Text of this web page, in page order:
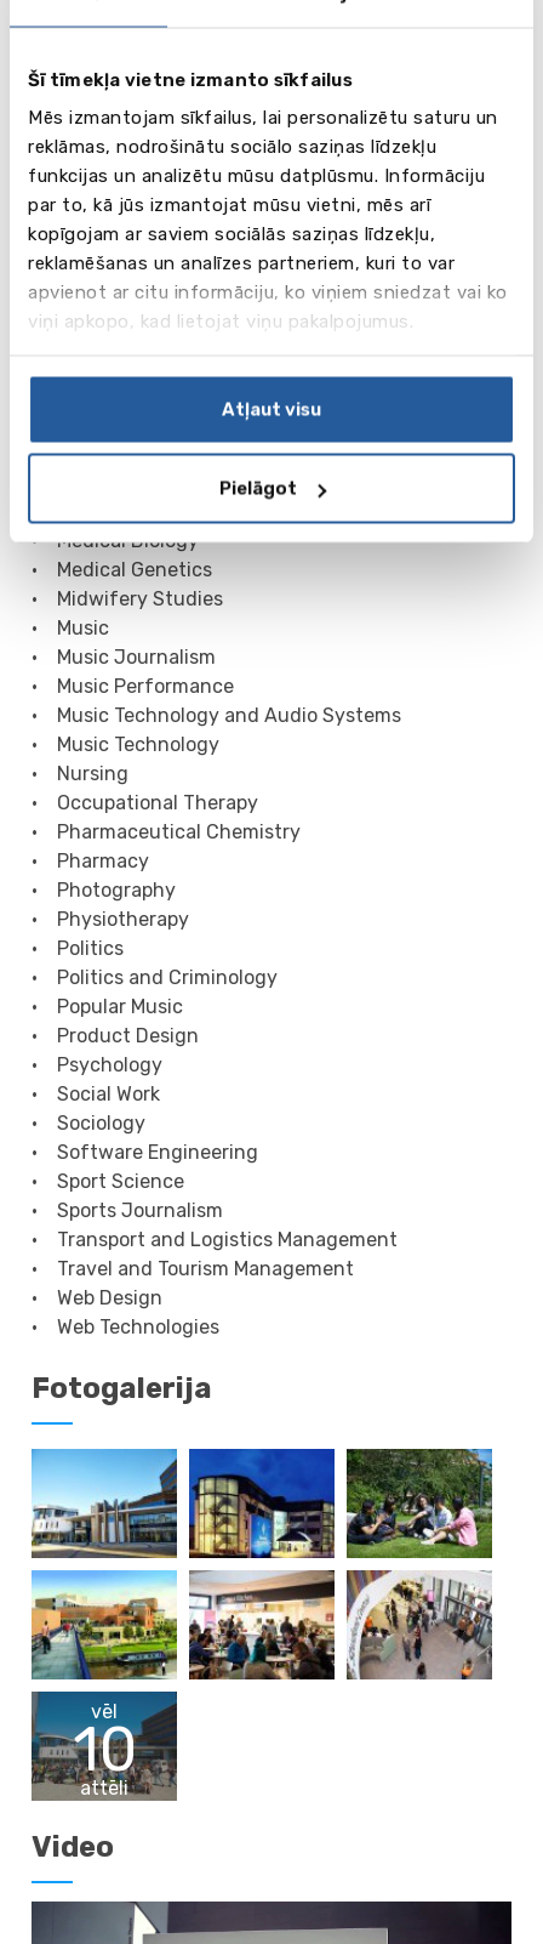
Šī tīmekļa vietne izmanto sīkfailus
Mēs izmantojam sīkfailus, lai personalizētu saturu un
reklāmas, nodrošinātu sociālo saziņas līdzekļu
funkcijas un analizētu mūsu datplūsmu. Informāciju
par to, kā jūs izmantojat mūsu vietni, mēs arī
kopīgojam ar saviem sociālās saziņas līdzekļu,
reklamēšanas un analīzes partneriem, kuri to var
apvienot ar citu informāciju, ko viņiem sniedzat vai ko
viņi apkopo, kad lietojat viņu pakalpojumus.
Atļaut visu
Pielāgot
• History and Politics
• Hospitality Business Management with a Modern
Language
• Illustration
• Information and Communication Technology
• Interior Design
• International Business
• Journalism
• Law (LLB)
• Mechanical Engineering
• Media and Popular Culture
• Medical Biology
• Medical Genetics
• Midwifery Studies
• Music
• Music Journalism
• Music Performance
• Music Technology and Audio Systems
• Music Technology
• Nursing
• Occupational Therapy
• Pharmaceutical Chemistry
• Pharmacy
• Photography
• Physiotherapy
• Politics
• Politics and Criminology
• Popular Music
• Product Design
• Psychology
• Social Work
• Sociology
• Software Engineering
• Sport Science
• Sports Journalism
• Transport and Logistics Management
• Travel and Tourism Management
• Web Design
• Web Technologies
Fotogalerija
vēl
10
attēli
Video